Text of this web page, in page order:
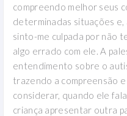
compreendo melhor seus
determinadas situações e,
sinto-me culpada por não
algo errado com ele. A
entendimento sobre o
trazendo a compreensão
considerar, quando ele
criança apresentar outra